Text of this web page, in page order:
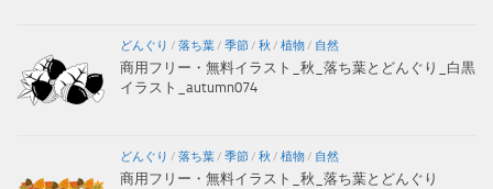
どんぐり / 落ち葉/ 季節/ 秋 / 植物/ 自然
商用フリー・無料イラスト_秋_落ち葉とどんぐり_白黒
イラスト_autumn074
どんぐり / 落ち葉/ 季節/ 秋 / 植物/ 自然
商用フリー・無料イラスト_秋_落ち葉とどんぐり